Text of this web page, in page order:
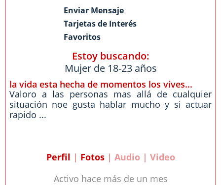
Enviar Mensaje
Tarjetas de Interés
Favoritos
Estoy buscando:
Mujer de 18-23 años
la vida esta hecha de momentos los vives...
Valoro a las personas mas allá de cualquier
situación noe gusta hablar mucho y si actuar
rapido ...
Perfil | Fotos| Audio | Video
Activo hace más de un mes